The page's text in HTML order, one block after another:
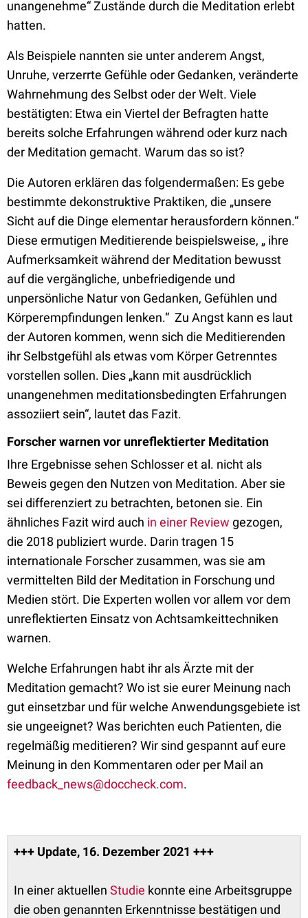
unangenehme“ Zustände durch die Meditation erlebt
hatten.
Als Beispiele nannten sie unter anderem Angst,
Unruhe, verzerrte Gefühle oder Gedanken, veränderte
Wahrnehmung des Selbst oder der Welt. Viele
bestätigten: Etwa ein Viertel der Befragten hatte
bereits solche Erfahrungen während oder kurz nach
der Meditation gemacht. Warum das so ist?
Die Autoren erklären das folgendermaßen: Es gebe
bestimmte dekonstruktive Praktiken, die „unsere
Sicht auf die Dinge elementar herausfordern können.“
Diese ermutigen Meditierende beispielsweise, „ ihre
Aufmerksamkeit während der Meditation bewusst
auf die vergängliche, unbefriedigende und
unpersönliche Natur von Gedanken, Gefühlen und
Körperempfindungen lenken.“ Zu Angst kann es laut
der Autoren kommen, wenn sich die Meditierenden
ihr Selbstgefühl als etwas vom Körper Getrenntes
vorstellen sollen. Dies „kann mit ausdrücklich
unangenehmen meditationsbedingten Erfahrungen
assoziiert sein“, lautet das Fazit.
Forscher warnen vor unreflektierter Meditation
Ihre Ergebnisse sehen Schlosser et al. nicht als
Beweis gegen den Nutzen von Meditation. Aber sie
sei differenziert zu betrachten, betonen sie. Ein
ähnliches Fazit wird auch in einer Review gezogen,
die 2018 publiziert wurde. Darin tragen 15
internationale Forscher zusammen, was sie am
vermittelten Bild der Meditation in Forschung und
Medien stört. Die Experten wollen vor allem vor dem
unreflektierten Einsatz von Achtsamkeittechniken
warnen.
Welche Erfahrungen habt ihr als Ärzte mit der
Meditation gemacht? Wo ist sie eurer Meinung nach
gut einsetzbar und für welche Anwendungsgebiete ist
sie ungeeignet? Was berichten euch Patienten, die
regelmäßig meditieren? Wir sind gespannt auf eure
Meinung in den Kommentaren oder per Mail an
feedback_news@doccheck.com.
+++ Update, 16. Dezember 2021 +++
In einer aktuellen Studie konnte eine Arbeitsgruppe
die oben genannten Erkenntnisse bestätigen und